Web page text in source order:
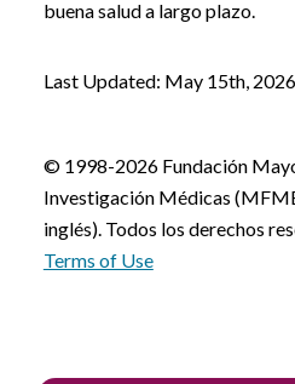
buena salud a largo plazo.
Last Updated: May 15th, 2026
© 1998-2026 Fundación
Investigación Médicas
inglés). Todos los derechos
Terms of Use